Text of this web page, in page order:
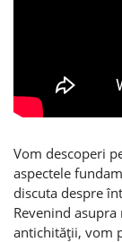
Vom descoperi
aspectele
discuta despre
Revenind
antichităţii, vom